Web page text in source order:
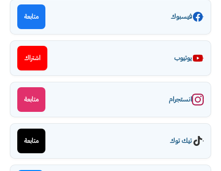
فيسبوك متابعة
يوتيوب اشتراك
انستجرام متابعة
تيك توك متابعة